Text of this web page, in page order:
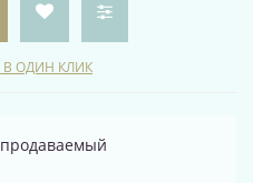
В ОДИН КЛИК